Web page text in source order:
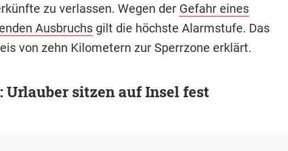
zu verlassen. Wegen der Gefahr eines
Ausbruchsgilt die höchste Alarmstufe. Das
von zehn Kilometern zur Sperrzone erklärt.
Urlauber sitzen auf Insel fest